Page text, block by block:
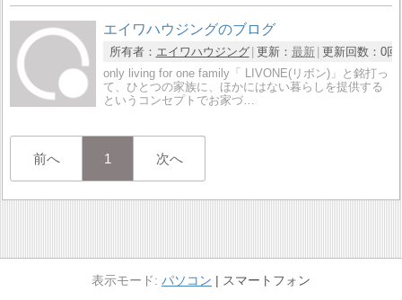
エイワハウジングのブログ
所有者： エイワハウジング 更新： 最新 更新回数： 0回
only living for one family「 LIVONE(リボン)」と銘打っ
て、ひとつの家族に、ほかにはない暮らしを提供する
というコンセプトでお家づ…
前へ 1 次へ
パソコン スマートフォン